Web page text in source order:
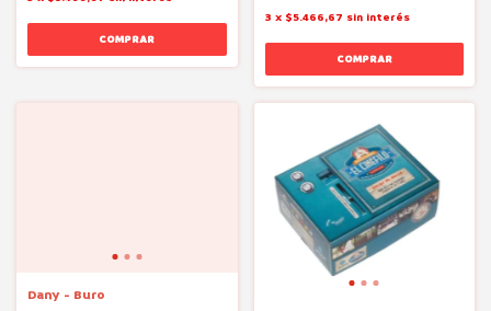
3 x $5.466,67 sin interés
Dany - Buro